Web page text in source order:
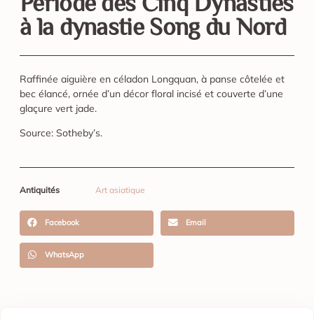
à la dynastie Song du Nord
Raffinée aiguière en céladon Longquan, à panse côtelée et
bec élancé, ornée d’un décor floral incisé et couverte d’une
glaçure vert jade.
Source: Sotheby’s.
Antiquités Art asiatique
Facebook Email
WhatsApp